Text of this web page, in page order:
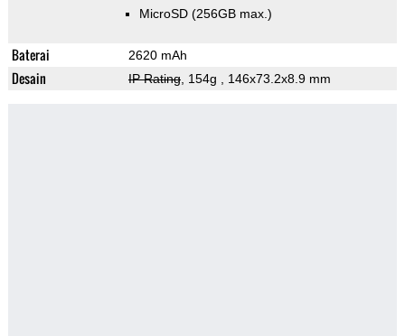
MicroSD (256GB max.)
Baterai 2620 mAh
Desain IP Rating, 154g , 146x73.2x8.9 mm